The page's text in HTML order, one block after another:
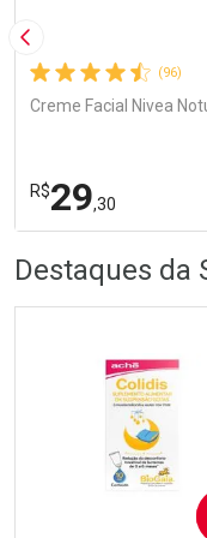
Imagem Anterior
(96)
Creme Facial Nivea
R$29,30
Laboratório
Por Menos
Destaques da
COMPRAR